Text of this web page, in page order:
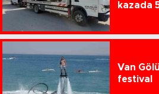
kazada
Van
festival